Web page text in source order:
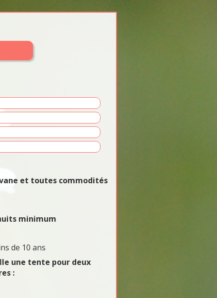
et toutes commodités
minimum
de 10 ans
une tente pour deux
: